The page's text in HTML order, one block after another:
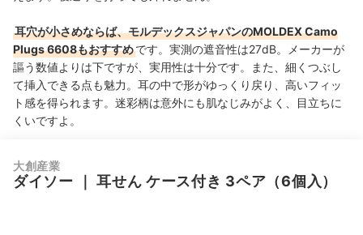
耳穴が小さめならば、モルデックスジャパンのMOLDEX Camo
Plugs 6608もおすすめです。実測の遮音性は27dB。メーカーが
謳う数値よりは下ですが、実用性は十分です。また、細くつぶし
て挿入できる点も魅力。耳の中で形がゆっくり戻り、高いフィッ
ト感を得られます。迷彩柄は意外にも肌なじみがよく、目立ちに
くいですよ。
大創産業
ダイソー ｜耳せん ケース付き 3ペア（6個入）